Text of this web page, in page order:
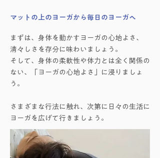
マットの上のヨーガから毎日のヨーガへ
まずは、身体を動かすヨーガの心地よさ、
清々しさを存分に味わいましょう。
そして、身体の柔軟性や体力とは全く関係の
ない、「ヨーガの心地よさ」に浸りましょ
う。
さまざまな行法に触れ、次第に日々の生活に
ヨーガを広げて行きましょう。